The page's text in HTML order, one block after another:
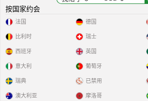
按国家约会
法国
比利时
西班牙
意大利
瑞典
德国
瑞士
英国
葡萄牙
已禁用
澳大利亚 摩洛哥